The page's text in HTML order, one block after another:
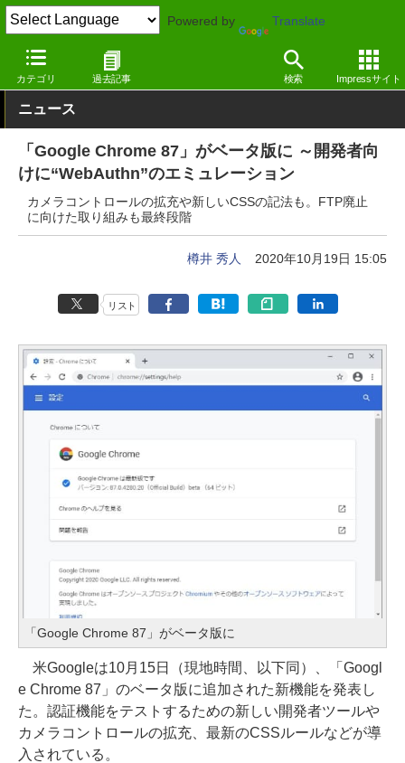
Powered by Translate
カテゴリ 過去記事 検索 Impressサイト
窓の杜 インターネット Windows
ニュース
「Google Chrome 87」がベータ版に ～開発者向
けに“WebAuthn”のエミュレーション
カメラコントロールの拡充や新しいCSSの記法も。FTP廃止
に向けた取り組みも最終段階
樽井 秀人 2020年10月19日 15:05
リスト
「Google Chrome 87」がベータ版に
米Googleは10月15日（現地時間、以下同）、「Googl
e Chrome 87」のベータ版に追加された新機能を発表し
た。認証機能をテストするための新しい開発者ツールや
カメラコントロールの拡充、最新のCSSルールなどが導
入されている。